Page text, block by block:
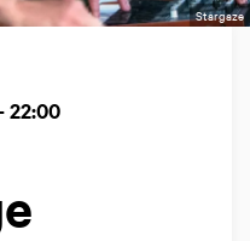
Stargaze
22:00